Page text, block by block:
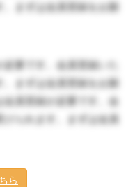
。まずは会員登録をお願
要です。会員登録いた
。まずは会員登録をお願
会員登録が必要です。会
られます。まずは会員
ら